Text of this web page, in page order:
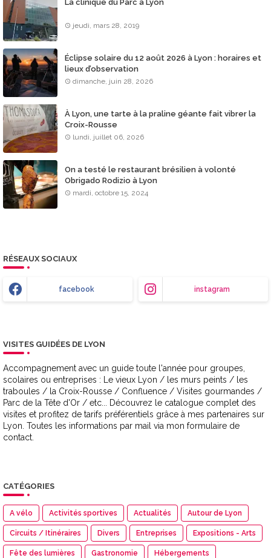
La clinique du Parc à Lyon
jeudi, mars 28, 2019
Éclipse solaire du 12 août 2026 à Lyon : horaires et
lieux d’observation
dimanche, juin 28, 2026
À Lyon, une tarte à la praline géante fait vibrer la
Croix-Rousse
lundi, juillet 06, 2026
On a testé le restaurant brésilien à volonté
Obrigado Rodizio à Lyon
mardi, octobre 15, 2024
RÉSEAUX SOCIAUX
facebook instagram
VISITES GUIDÉES DE LYON
Accompagnement avec un guide toute l'année pour groupes,
scolaires ou entreprises : Le vieux Lyon / les murs peints / les
traboules / la Croix-Rousse / Confluence / Visites gourmandes /
Parc de la Tête d'Or / etc... Découvrez le catalogue complet des
visites et profitez de tarifs préférentiels grâce à mes partenaires sur
Lyon. Toutes les informations par mail via mon formulaire de
contact.
CATÉGORIES
A vélo Activités sportives Actualités Autour de Lyon
Circuits / Itinéraires Divers Entreprises Expositions - Arts
Fête des lumières Gastronomie Hébergements